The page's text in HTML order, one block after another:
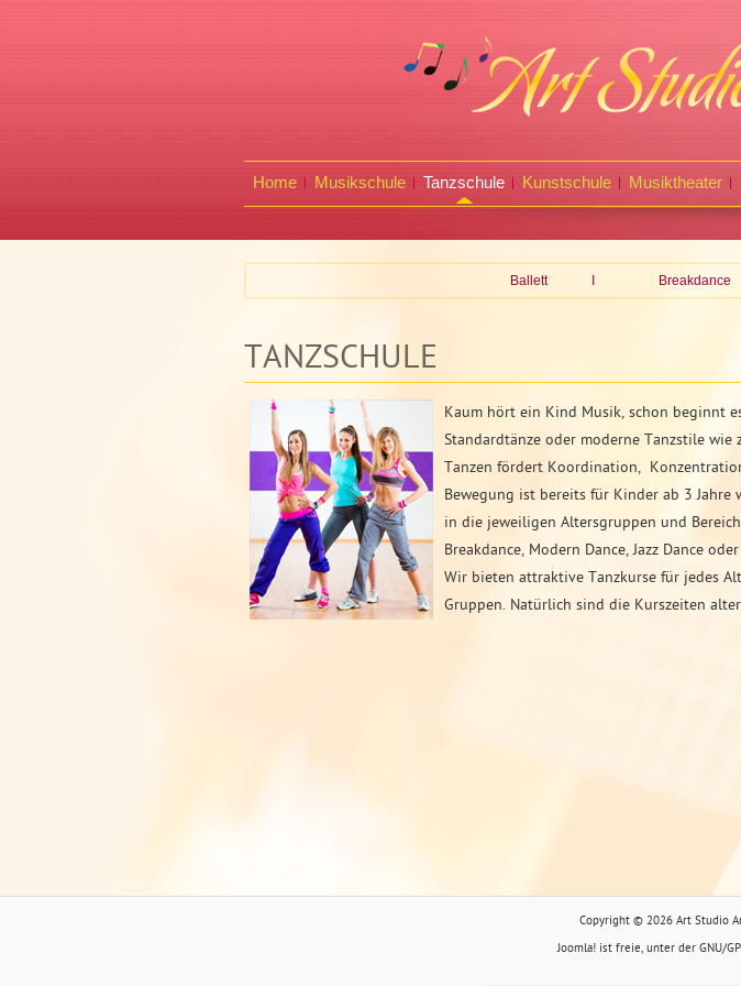
Home Musikschule Tanzschule Kunstschule Musiktheater
Ballett Breakdance
TANZSCHULE
Kaum hört ein Kind Musik, schon beginnt
Standardtänze oder moderne Tanzstile
Tanzen fördert Koordination,
Bewegung ist bereits für Kinder ab 3
in die jeweiligen Altersgruppen und
Breakdance, Modern Dance, Jazz Dance
Wir bieten attraktive Tanzkurse für jedes
Gruppen. Natürlich sind die Kurszeiten
Copyright © 2026 Art Studio
Joomla!ist freie, unter der GNU/